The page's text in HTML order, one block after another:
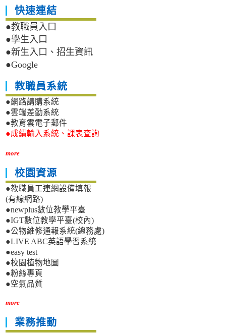
快速連結
●教職員入口
●學生入口
●新生入口、招生資訊
●Google
教職員系統
●網路請購系統
●雲端差勤系統
●教育雲電子郵件
●成績輸入系統、課表查詢
more
校園資源
●教職員工連網設備填報
(有線網路)
●newplus數位教學平臺
●IGT數位教學平臺(校內)
●公物維修通報系統(總務處)
●LIVE ABC英語學習系統
●easy test
●校園植物地圖
●粉絲專頁
●空氣品質
more
業務推動